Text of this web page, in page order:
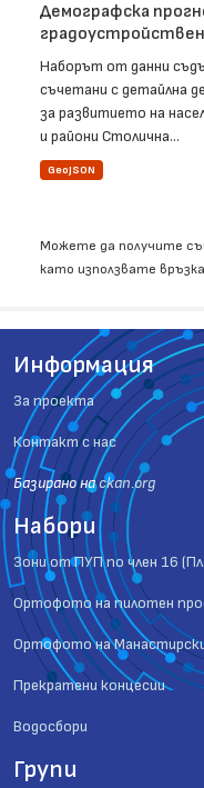
Демографска
Наборът от данни
съчетани с детайлна
за развитието на
и райони Столична...
GeoJSON
Можете да получите
като използвате
Информация
За проекта
Контакт с нас
Базиранo наckan.org
Набори
Зони от ПУП по член 16
Ортофото на пилотен
Ортофото на
Прекратени концесии
Водосбори
Групи